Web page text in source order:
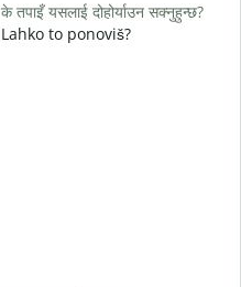
के तपाइँ यसलाई दोहोर्याउन सक्नुहुन्छ?
Lahko to ponoviš?